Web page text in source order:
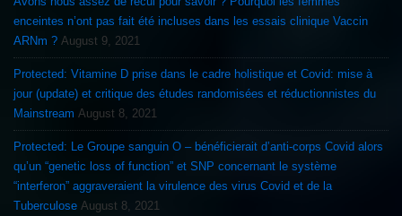
enceintes n’ont pas fait été incluses dans les essais clinique Vaccin
ARNm ? August 9, 2021
Protected: Vitamine D prise dans le cadre holistique et Covid: mise à
jour (update) et critique des études randomisées et réductionnistes du
Mainstream August 8, 2021
Protected: Le Groupe sanguin O – bénéficierait d’anti-corps Covid alors
qu’un “genetic loss of function” et SNP concernant le système
“interferon” aggraveraient la virulence des virus Covid et de la
Tuberculose August 8, 2021